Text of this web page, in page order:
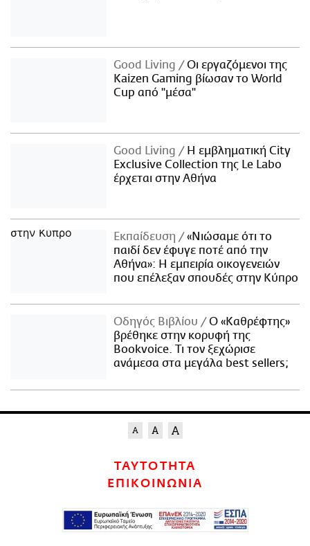
Good Living
Οι εργαζόμενοι της
Kaizen Gaming βίωσαν το World
Cup από "μέσα"
Good Living
Η εμβληματική City
Exclusive Collection της Le Labo
έρχεται στην Αθήνα
Εκπαίδευση
«Νιώσαμε ότι το
παιδί δεν έφυγε ποτέ από την
Αθήνα»: Η εμπειρία οικογενειών
που επέλεξαν σπουδές στην Κύπρο
Οδηγός Βιβλίου
Ο «Καθρέφτης»
βρέθηκε στην κορυφή της
Bookvoice. Τι τον ξεχώρισε
ανάμεσα στα μεγάλα best sellers;
ΤΑΥΤΟΤΗΤΑ
ΕΠΙΚΟΙΝΩΝΙΑ